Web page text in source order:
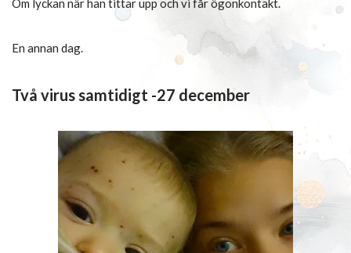
Om lyckan när han tittar upp och vi får ögonkontakt.
En annan dag.
Två virus samtidigt -27 december